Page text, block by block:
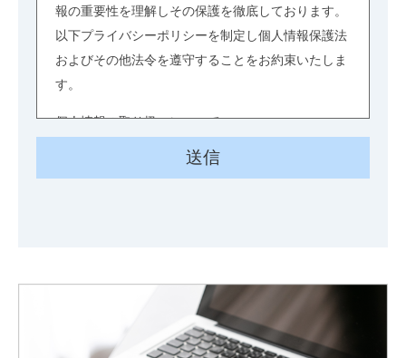
報の重要性を理解しその保護を徹底しております。
以下プライバシーポリシーを制定し個人情報保護法
およびその他法令を遵守することをお約束いたしま
す。
個人情報の取り扱いについて
個人情報とは、お客様から提供された情報及び業務
に関連する情報、並びに関係者に関する情報のう
っても他の情報と容易に照合することができ、これ
により特定の個人を識別することができることとな
るものを含む）をいいます。